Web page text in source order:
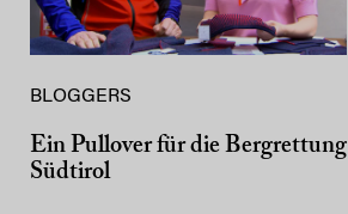
BLOGGERS
Ein Pullover für die Bergrettung
Südtirol